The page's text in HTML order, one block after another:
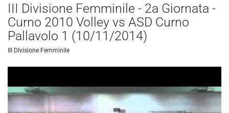
III Divisione Femminile - 2a Giornata -
Curno 2010 Volley vs ASD Curno
Pallavolo 1 (10/11/2014)
III DIvisione Femminile